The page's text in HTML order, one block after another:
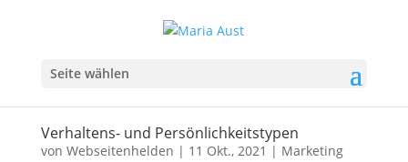
Seite wählen
Verhaltens- und Persönlichkeitstypen
von Webseitenhelden | 11 Okt., 2021 | Marketing